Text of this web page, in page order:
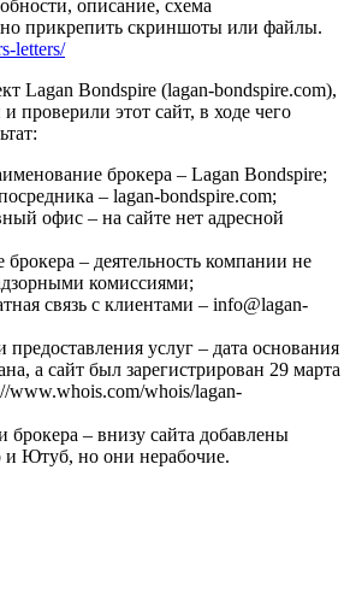
описание, схема
прикрепить скриншоты или файлы.
letters/
Lagan Bondspire (lagan-bondspire.com),
проверили этот сайт, в ходе чего
брокера – Lagan Bondspire;
– lagan-bondspire.com;
офис – на сайте нет адресной
брокера – деятельность компании не
комиссиями;
связь с клиентами – info@lagan-
предоставления услуг – дата основания
а сайт был зарегистрирован 29 марта
www.whois.com/whois/lagan-
брокера – внизу сайта добавлены
и Ютуб, но они нерабочие.